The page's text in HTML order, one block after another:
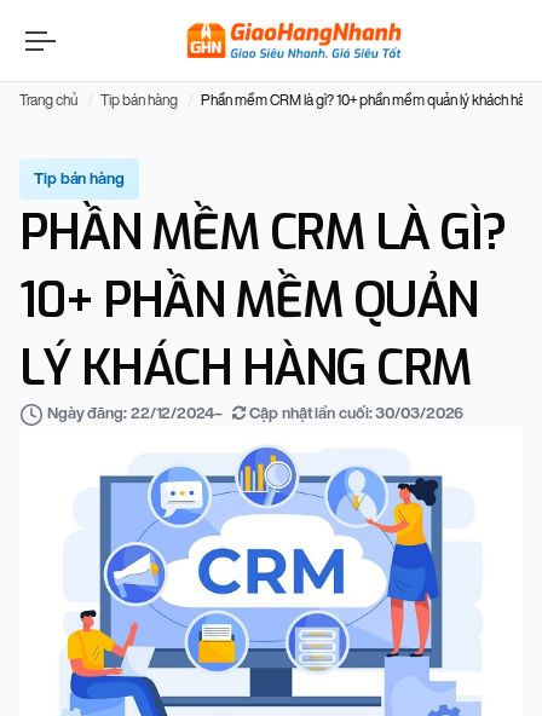
Trang chủ Tip bán hàng Phần mềm CRM là gì? 10+ phần mềm quản lý khách
Tip bán hàng
PHẦN MỀM CRM LÀ GÌ?
10+ PHẦN MỀM QUẢN
LÝ KHÁCH HÀNG CRM
Ngày đăng: 22/12/2024– Cập nhật lần cuối:30/03/2026